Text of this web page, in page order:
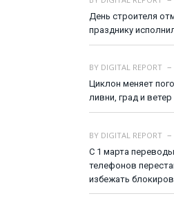
День строителя
празднику
BY DIGITAL REPORT
Циклон меняет
ливни, град и
BY DIGITAL REPORT
С 1 марта
телефонов
избежать